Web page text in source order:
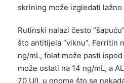
skrining može izgledati
Rutinski nalazi često
što antitijela “viknu”. Ferritin
ng/mL, folat može pasti
može ostati na 14 ng/mL, a
70 U/L u onome što se